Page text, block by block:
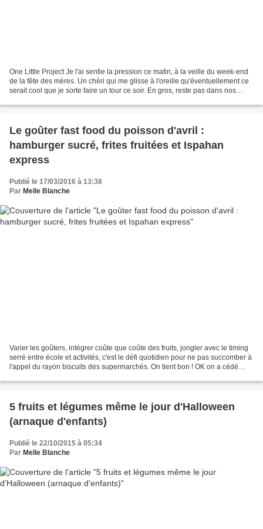
One Little Project Je l'ai sentie la pression ce matin, à la veille du week-end
de la fête des mères. Un chéri qui me glisse à l'oreille qu'éventuellement ce
serait cool que je sorte faire un tour ce soir. En gros, reste pas dans nos
Le goûter fast food du poisson d'avril :
hamburger sucré, frites fruitées et Ispahan
express
Publié le 17/03/2016 à 13:38
Par Melle Blanche
Varier les goûters, intégrer coûte que coûte des fruits, jongler avec le timing
serré entre école et activités, c'est le défi quotidien pour ne pas succomber à
l'appel du rayon biscuits des supermarchés. On tient bon ! OK on a cédé
5 fruits et légumes même le jour d'Halloween
(arnaque d'enfants)
Publié le 22/10/2015 à 05:34
Par Melle Blanche